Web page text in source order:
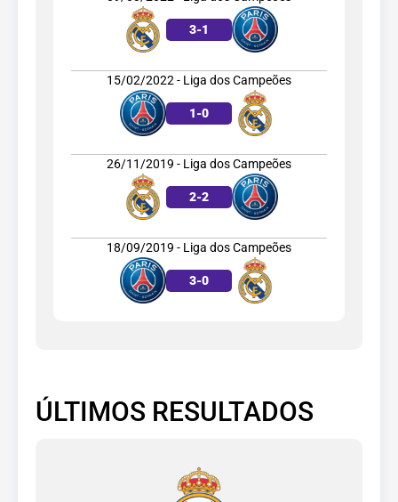
3-1
15/02/2022 - Liga dos Campeões
1-0
26/11/2019 - Liga dos Campeões
2-2
18/09/2019 - Liga dos Campeões
3-0
ÚLTIMOS RESULTADOS